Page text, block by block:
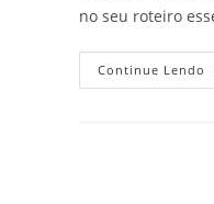
no seu roteiro
Continue Lendo